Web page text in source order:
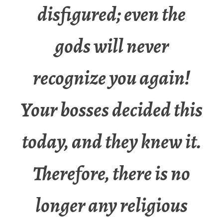
disfigured; even the
gods will never
recognize you again!
Your bosses decided this
today, and they knew it.
Therefore, there is no
longer any religious